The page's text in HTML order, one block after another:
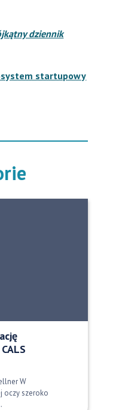
dziennik
startupowy
W
oczy szeroko